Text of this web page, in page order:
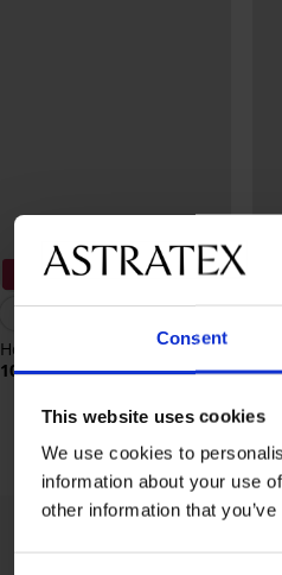
Consent
This website uses cookies
We use cookies to
information about your use
other information that
2+1 GRATIS
4,8
Hold-ups Kama 20 DEN
10,99 €